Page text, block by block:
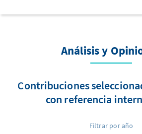
Análisis y
Contribuciones
con referencia
Filtrar por año